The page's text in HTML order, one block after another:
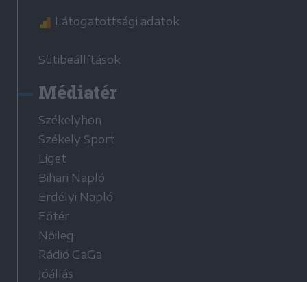
Látogatottsági adatok
Sütibeállítások
Médiatér
Székelyhon
Székely Sport
Liget
Bihari Napló
Erdélyi Napló
Főtér
Nőileg
Rádió GaGa
Jóállás